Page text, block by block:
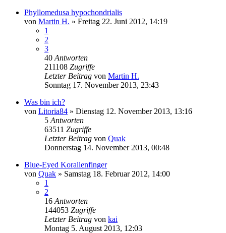
Phyllomedusa hypochondrialis
von Martin H. » Freitag 22. Juni 2012, 14:19
1
2
3
40 Antworten
211108 Zugriffe
Letzter Beitrag von Martin H.
Sonntag 17. November 2013, 23:43
Was bin ich?
von Litoria84 » Dienstag 12. November 2013, 13:16
5 Antworten
63511 Zugriffe
Letzter Beitrag von Quak
Donnerstag 14. November 2013, 00:48
Blue-Eyed Korallenfinger
von Quak » Samstag 18. Februar 2012, 14:00
1
2
16 Antworten
144053 Zugriffe
Letzter Beitrag von kai
Montag 5. August 2013, 12:03